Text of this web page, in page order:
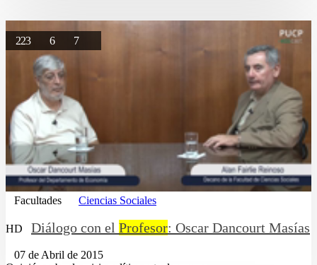
223 6 7
Facultades Ciencias Sociales
HD Diálogo con el Profesor: Oscar Dancourt Masías
07 de Abril de 2015